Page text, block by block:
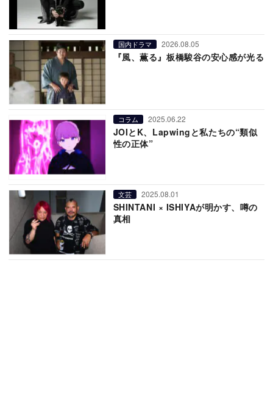
国内ドラマ 2026.08.05
『風、薫る』板橋駿谷の安心感が光る
コラム 2025.06.22
JOIとK、Lapwingと私たちの“類似
性の正体”
文芸 2025.08.01
SHINTANI × ISHIYAが明かす、噂の
真相